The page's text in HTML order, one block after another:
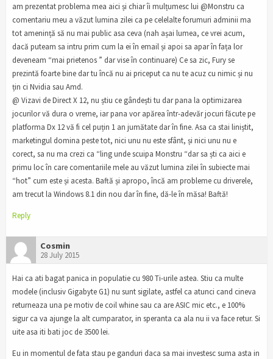
am prezentat problema mea aici și chiar îi mulțumesc lui @Monstru ca
comentariu meu a văzut lumina zilei ca pe celelalte forumuri adminii ma
tot amenință să nu mai public asa ceva (nah așai lumea, ce vrei acum,
dacă puteam sa intru prim cum la ei în email și apoi sa apar în fața lor
deveneam “mai prietenos ” dar vise în continuare) Ce sa zic, Fury se
prezintă foarte bine dar tu încă nu ai priceput ca nu te acuz cu nimic și nu
țin ci Nvidia sau Amd.
@ Vizavi de Direct X 12, nu știu ce gândești tu dar pana la optimizarea
jocurilor vă dura o vreme, iar pana vor apărea într-adevăr jocuri făcute pe
platforma Dx 12 vă fi cel puțin 1 an jumătate dar în fine. Asa ca stai liniștit,
marketingul domina peste tot, nici unu nu este sfânt, și nici unu nu e
corect, sa nu ma crezi ca “ling unde scuipa Monstru “dar sa ști ca aici e
primu loc în care comentariile mele au văzut lumina zilei în subiecte mai
“hot” cum este și acesta. Baftă și apropo, încă am probleme cu driverele,
am trecut la Windows 8.1 din nou dar în fine, dă-le în măsa! Baftă!
Reply
Cosmin
28 July 2015
Hai ca ati bagat panica in populatie cu 980 Ti-urile astea. Stiu ca multe
modele (inclusiv Gigabyte G1) nu sunt sigilate, astfel ca atunci cand cineva
returneaza una pe motiv de coil whine sau ca are ASIC mic etc., e 100%
sigur ca va ajunge la alt cumparator, in speranta ca ala nu ii va face retur. Si
uite asa iti bati joc de 3500 lei.
Eu in momentul de fata stau pe ganduri daca sa mai investesc suma asta in